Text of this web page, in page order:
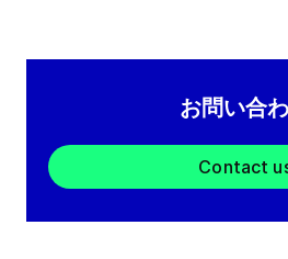
お問い合
Contact